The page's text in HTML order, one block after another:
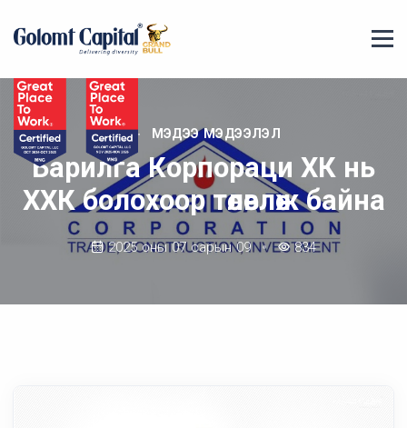
МЭДЭЭ МЭДЭЭЛЭЛ
Барилга Корпораци ХК нь
ХХК болохоор төлөвлөж байна
2025 оны 07 сарын 09 834